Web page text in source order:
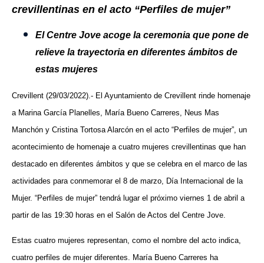
crevillentinas en el acto “Perfiles de mujer”
El Centre Jove acoge la ceremonia que pone de
relieve la trayectoria en diferentes ámbitos de
estas mujeres
Crevillent (29/03/2022).- El Ayuntamiento de Crevillent rinde homenaje
a Marina García Planelles, María Bueno Carreres, Neus Mas
Manchón y Cristina Tortosa Alarcón en el acto “Perfiles de mujer”, un
acontecimiento de homenaje a cuatro mujeres crevillentinas que han
destacado en diferentes ámbitos y que se celebra en el marco de las
actividades para conmemorar el 8 de marzo, Día Internacional de la
Mujer. “Perfiles de mujer” tendrá lugar el próximo viernes 1 de abril a
partir de las 19:30 horas en el Salón de Actos del Centre Jove.
Estas cuatro mujeres representan, como el nombre del acto indica,
cuatro perfiles de mujer diferentes. María Bueno Carreres ha